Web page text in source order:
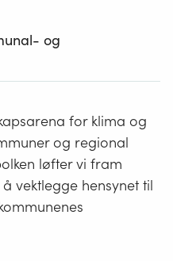
og
for klima og
og regional
løfter vi fram
vektlegge hensynet til